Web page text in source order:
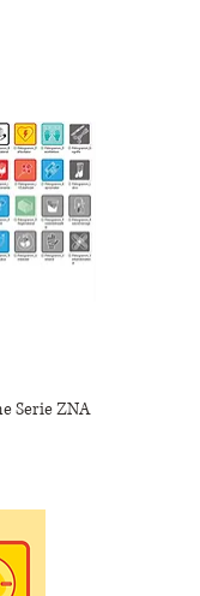
Serie ZNA